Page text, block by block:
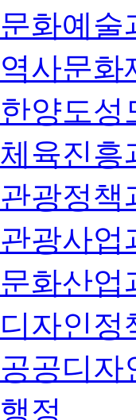
문화예술
역사문화
한양도성
체육진흥
관광정책
관광사업
문화산업
디자인정
공공디자
행정